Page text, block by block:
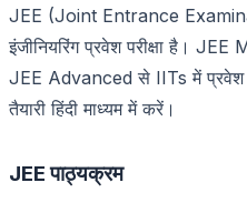
JEE (Joint Entrance
इंजीनियरिंग प्रवेश परीक्षा है।
JEE Advanced से IITs में प्रवेश
तैयारी हिंदी माध्यम में करें।
JEE पाठ्यक्रम